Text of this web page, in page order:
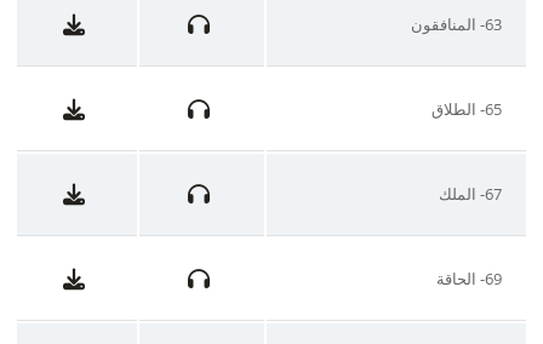
63- المنافقون
65- الطلاق
67- الملك
69- الحاقة